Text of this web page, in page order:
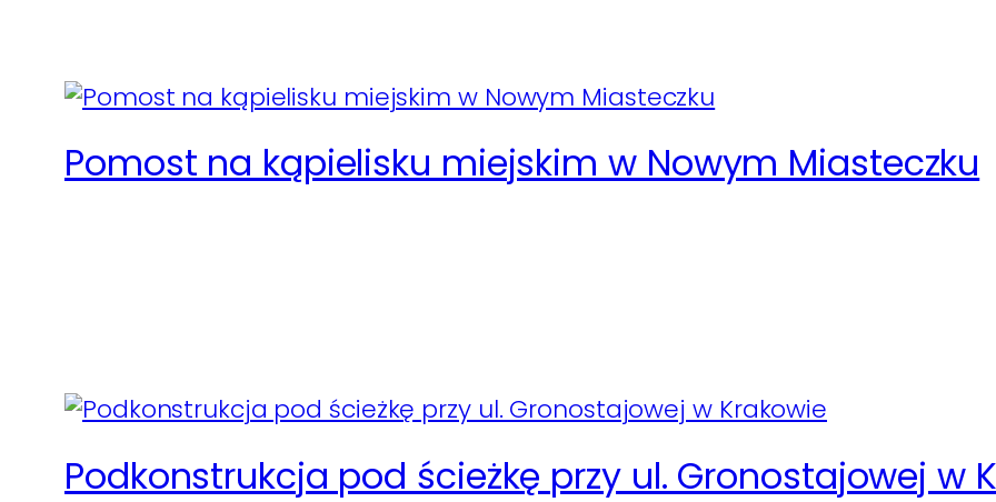
Pomost na kąpielisku miejskim w Nowym Miasteczku
Podkonstrukcja pod ścieżkę przy ul. Gronostajowej w